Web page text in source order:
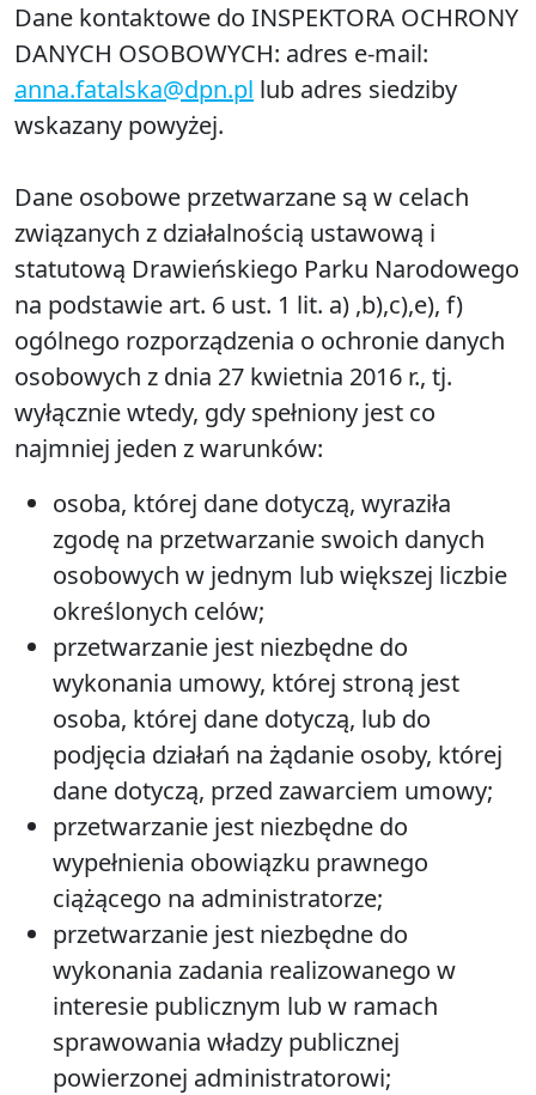
Dane kontaktowe do INSPEKTORA OCHRONY
DANYCH OSOBOWYCH: adres e-mail:
anna.fatalska@dpn.pl lub adres siedziby
wskazany powyżej.
Dane osobowe przetwarzane są w celach
związanych z działalnością ustawową i
statutową Drawieńskiego Parku Narodowego
na podstawie art. 6 ust. 1 lit. a) ,b),c),e), f)
ogólnego rozporządzenia o ochronie danych
osobowych z dnia 27 kwietnia 2016 r., tj.
wyłącznie wtedy, gdy spełniony jest co
najmniej jeden z warunków:
osoba, której dane dotyczą, wyraziła
zgodę na przetwarzanie swoich danych
osobowych w jednym lub większej liczbie
określonych celów;
przetwarzanie jest niezbędne do
wykonania umowy, której stroną jest
osoba, której dane dotyczą, lub do
podjęcia działań na żądanie osoby, której
dane dotyczą, przed zawarciem umowy;
przetwarzanie jest niezbędne do
wypełnienia obowiązku prawnego
ciążącego na administratorze;
przetwarzanie jest niezbędne do
wykonania zadania realizowanego w
interesie publicznym lub w ramach
sprawowania władzy publicznej
powierzonej administratorowi;